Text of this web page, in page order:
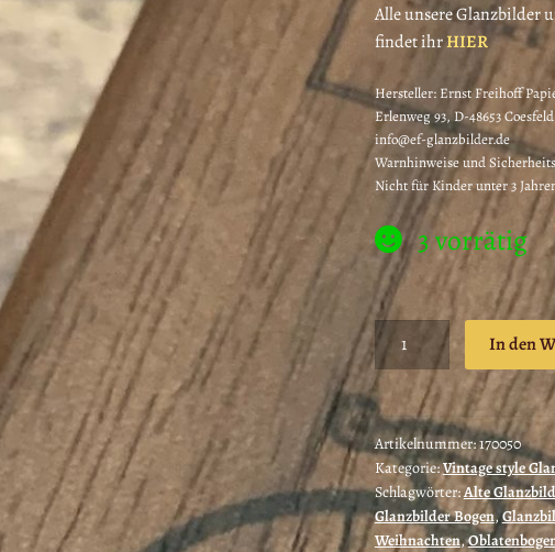
Alle unsere Glanzbilder
findet ihrHIER
Hersteller: Ernst Freihoff
Erlenweg 93, D-48653
info@ef-glanzbilder.de
Warnhinweise und
Nicht für Kinder unter 3
3 vorrätig
Oblaten
/
Glanzbilder
Weihnachtsmänner
mit
Ilex
(170050)
Menge
In den
Artikelnummer:170050
Kategorie:Vintage style
Schlagwörter:Alte
Glanzbilder Bogen,
Weihnachten,